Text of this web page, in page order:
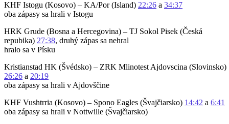
KHF Istogu (Kosovo) – KA/Por (Island) 22:26 a 34:37
oba zápasy sa hrali v Istogu
HRK Grude (Bosna a Hercegovina) – TJ Sokol Pisek (Česká
repubika) 27:38, druhý zápas sa nehral
hralo sa v Písku
Kristianstad HK (Švédsko) – ZRK Mlinotest Ajdovscina (Slovinsko)
26:26 a 20:19
oba zápasy sa hrali v Ajdovščine
KHF Vushtrria (Kosovo) – Spono Eagles (Švajčiarsko) 14:42 a 6:41
oba zápasy sa hrali v Nottwille (Švajčiarsko)